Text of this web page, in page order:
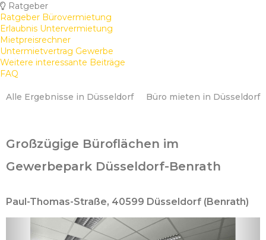
Ratgeber
Ratgeber Bürovermietung
Erlaubnis Untervermietung
Mietpreisrechner
Untermietvertrag Gewerbe
Weitere interessante Beiträge
FAQ
Alle Ergebnisse in Düsseldorf Büro mieten in Düsseldorf
Großzügige Büroflächen im
Gewerbepark Düsseldorf-Benrath
Paul-Thomas-Straße, 40599 Düsseldorf (Benrath)